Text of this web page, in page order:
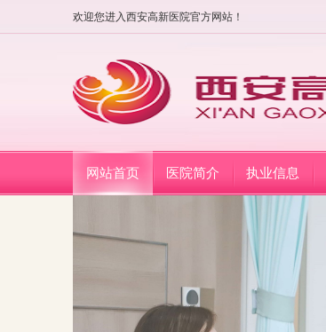
欢迎您进入西安高新医院官方网站！
网站首页 医院简介 执业信息